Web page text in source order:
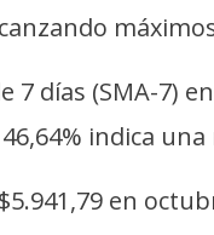
días (SMA-7)
indica
en